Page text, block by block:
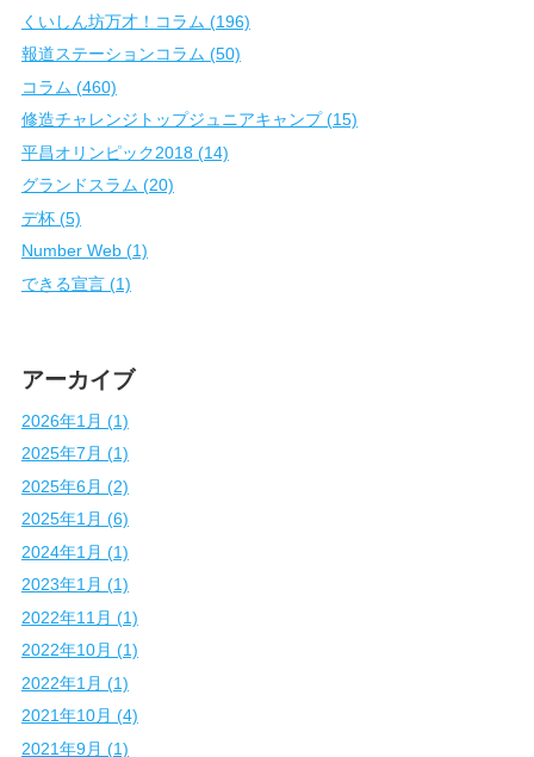
くいしん坊万才！コラム (196)
報道ステーションコラム (50)
コラム (460)
修造チャレンジトップジュニアキャンプ (15)
平昌オリンピック2018 (14)
グランドスラム (20)
デ杯 (5)
Number Web (1)
できる宣言 (1)
アーカイブ
2026年1月 (1)
2025年7月 (1)
2025年6月 (2)
2025年1月 (6)
2024年1月 (1)
2023年1月 (1)
2022年11月 (1)
2022年10月 (1)
2022年1月 (1)
2021年10月 (4)
2021年9月 (1)